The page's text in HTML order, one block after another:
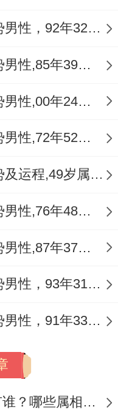
1992年属猴人2024年运势男性，92年32岁属猴男2024年每月运程怎么样
1985年属牛人2024年运势男性,85年39岁属牛男2024年每月运程怎么样
2000年属龙人2024年运势男性,00年24岁属龙男2024年每月运程怎么样
1972年属鼠人2024年运势男性,72年52岁属鼠男2024年每月运程怎么样
1975年属兔女2024年运势及运程,49岁属兔人2024全年每月运势女性如何
1976年属龙人2024年运势男性,76年48岁属龙男2024年每月运程怎么样
1987年属兔人2024年运势男性,87年37岁属兔男2024年每月运程怎么样
1993年属鸡人2024年运势男性，93年31岁属鸡男2024年每月运程怎么样
1991年属羊人2024年运势男性，91年33岁属羊男2024年每月运程怎么样
2023年发横财的生肖都有谁？哪些属相财运旺盛？